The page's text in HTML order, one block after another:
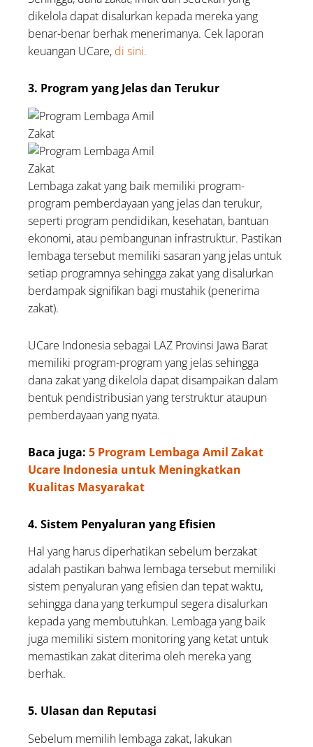
dikelola dapat disalurkan kepada mereka yang
benar-benar berhak menerimanya. Cek laporan
keuangan UCare, di sini.
3. Program yang Jelas dan Terukur
Lembaga zakat yang baik memiliki program-
program pemberdayaan yang jelas dan terukur,
seperti program pendidikan, kesehatan, bantuan
ekonomi, atau pembangunan infrastruktur. Pastikan
lembaga tersebut memiliki sasaran yang jelas untuk
setiap programnya sehingga zakat yang disalurkan
berdampak signifikan bagi mustahik (penerima
zakat).
UCare Indonesia sebagai LAZ Provinsi Jawa Barat
memiliki program-program yang jelas sehingga
dana zakat yang dikelola dapat disampaikan dalam
bentuk pendistribusian yang terstruktur ataupun
pemberdayaan yang nyata.
Baca juga:5 Program Lembaga Amil Zakat
Ucare Indonesia untuk Meningkatkan
Kualitas Masyarakat
4. Sistem Penyaluran yang Efisien
Hal yang harus diperhatikan sebelum berzakat
adalah pastikan bahwa lembaga tersebut memiliki
sistem penyaluran yang efisien dan tepat waktu,
sehingga dana yang terkumpul segera disalurkan
kepada yang membutuhkan. Lembaga yang baik
juga memiliki sistem monitoring yang ketat untuk
memastikan zakat diterima oleh mereka yang
berhak.
5. Ulasan dan Reputasi
Sebelum memilih lembaga zakat, lakukan